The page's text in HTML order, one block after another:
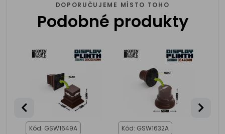
DOPORUČUJEME MÍSTO TOHO
Podobné produkty
Kód: GSW1649A Kód: GSW1632A